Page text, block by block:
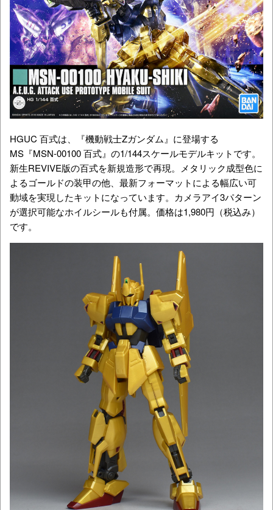
HGUC 百式は、『機動戦士Zガンダム』に登場する
MS『MSN-00100 百式』の1/144スケールモデルキットです。
新生REVIVE版の百式を新規造形で再現。メタリック成型色に
よるゴールドの装甲の他、最新フォーマットによる幅広い可
動域を実現したキットになっています。カメラアイ3パターン
が選択可能なホイルシールも付属。価格は1,980円（税込み）
です。